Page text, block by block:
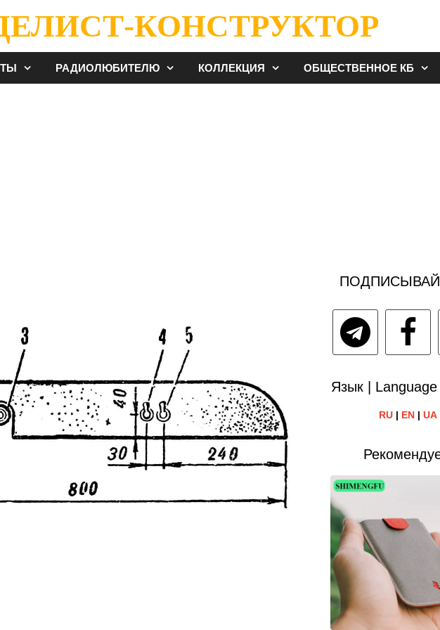
КОНСТРУКТОР
РАДИОЛЮБИТЕЛЮ КОЛЛЕКЦИЯ ОБЩЕСТВЕННОЕ КБ
Язык |
RU| EN| UA